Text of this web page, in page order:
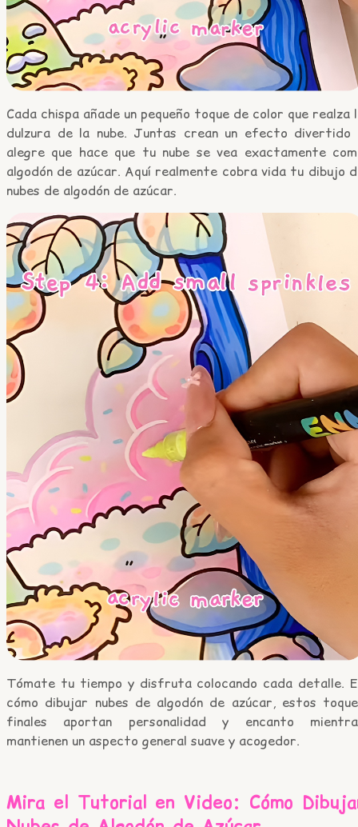
Cada chispa añade un pequeño toque de color que realza
dulzura de la nube. Juntas crean un efecto divertido
alegre que hace que tu nube se vea exactamente
algodón de azúcar. Aquí realmente cobra vida tu dibujo
nubes de algodón de azúcar.
Tómate tu tiempo y disfruta colocando cada detalle.
cómo dibujar nubes de algodón de azúcar, estos
finales aportan personalidad y encanto
mantienen un aspecto general suave y acogedor.
Mira el Tutorial en Video: Cómo